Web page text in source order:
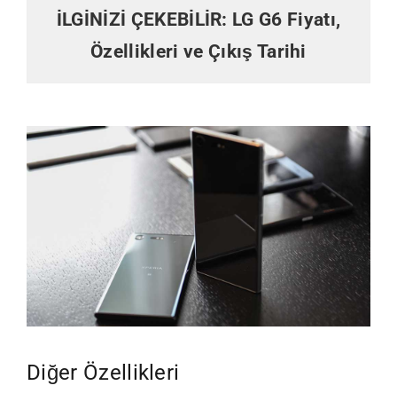
İLGİNİZİ ÇEKEBİLİR: LG G6 Fiyatı,
Özellikleri ve Çıkış Tarihi
Diğer Özellikleri